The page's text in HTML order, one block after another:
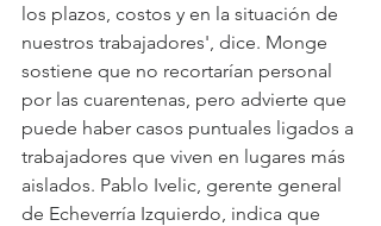
los plazos, costos y en la situación de
nuestros trabajadores', dice. Monge
sostiene que no recortarían personal
por las cuarentenas, pero advierte que
puede haber casos puntuales ligados a
trabajadores que viven en lugares más
aislados. Pablo Ivelic, gerente general
de Echeverría Izquierdo, indica que